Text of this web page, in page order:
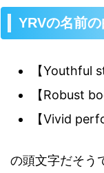
YRVの名前
【Youthful
【Robust
【Vivid
の頭文字だそう